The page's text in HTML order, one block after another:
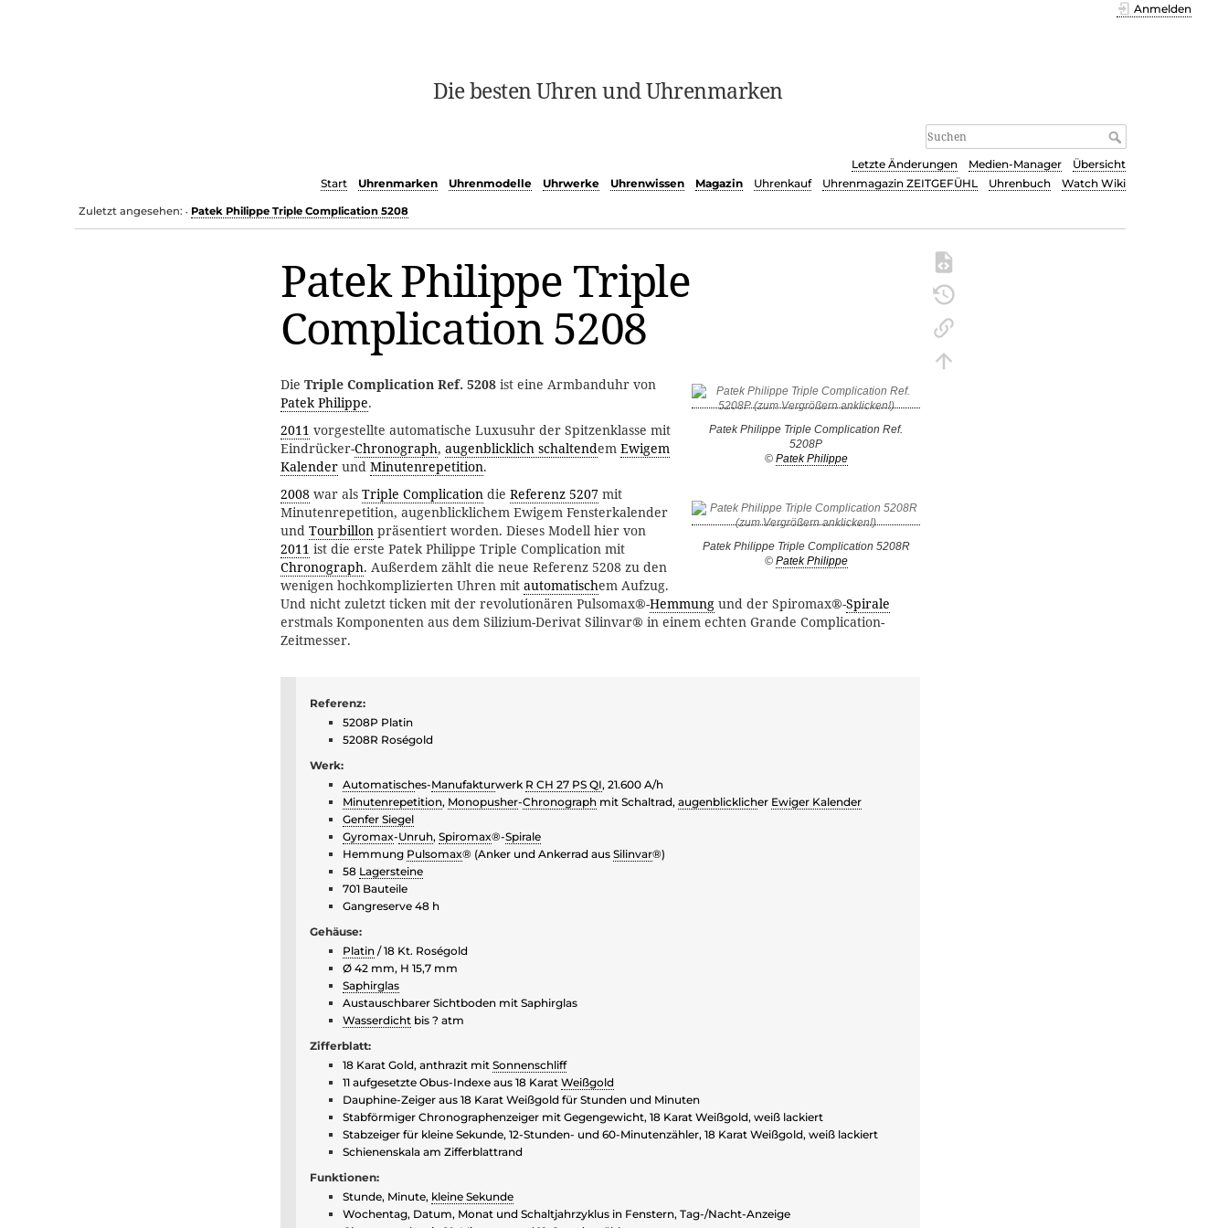
Die besten Uhren und Uhrenmarken
Anmelden
Letzte Änderungen Medien-Manager
Übersicht
Start
Uhrenmarken Uhrenmodelle Uhrwerke Uhrenwissen Magazin Uhrenkauf Uhrenmagazin ZEITGEFÜHL Uhrenbuch Watch Wiki
Zuletzt angesehen: • Patek Philippe Triple Complication 5208
Patek Philippe Triple
Complication 5208
Patek Philippe Triple Complication Ref.
5208P
© Patek Philippe
Patek Philippe Triple Complication 5208R
© Patek Philippe
Die Triple Complication Ref. 5208 ist eine Armbanduhr von
Patek Philippe.
2011 vorgestellte automatische Luxusuhr der Spitzenklasse mit
Eindrücker-Chronograph, augenblicklich schaltendem Ewigem
Kalender und Minutenrepetition.
2008 war als Triple Complication die Referenz 5207 mit
Minutenrepetition, augenblicklichem Ewigem Fensterkalender
und Tourbillon präsentiert worden. Dieses Modell hier von
2011 ist die erste Patek Philippe Triple Complication mit
Chronograph. Außerdem zählt die neue Referenz 5208 zu den
wenigen hochkomplizierten Uhren mit automatischem Aufzug.
Und nicht zuletzt ticken mit der revolutionären Pulsomax®-Hemmung und der Spiromax®-Spirale
erstmals Komponenten aus dem Silizium-Derivat Silinvar® in einem echten Grande Complication-
Zeitmesser.
Referenz:
5208P Platin
5208R Roségold
Werk:
Automatisches-Manufakturwerk R CH 27 PS QI, 21.600 A/h
Minutenrepetition, Monopusher-Chronograph mit Schaltrad, augenblicklicher Ewiger Kalender
Genfer Siegel
Gyromax-Unruh, Spiromax®-Spirale
Hemmung Pulsomax® (Anker und Ankerrad aus Silinvar®)
58 Lagersteine
701 Bauteile
Gangreserve 48 h
Gehäuse:
Platin / 18 Kt. Roségold
Ø 42 mm, H 15,7 mm
Saphirglas
Austauschbarer Sichtboden mit Saphirglas
Wasserdicht bis ? atm
Zifferblatt:
18 Karat Gold, anthrazit mit Sonnenschliff
11 aufgesetzte Obus-Indexe aus 18 Karat Weißgold
Dauphine-Zeiger aus 18 Karat Weißgold für Stunden und Minuten
Stabförmiger Chronographenzeiger mit Gegengewicht, 18 Karat Weißgold, weiß lackiert
Stabzeiger für kleine Sekunde, 12-Stunden- und 60-Minutenzähler, 18 Karat Weißgold, weiß lackiert
Schienenskala am Zifferblattrand
Funktionen:
Stunde, Minute, kleine Sekunde
Wochentag, Datum, Monat und Schaltjahrzyklus in Fenstern, Tag-/Nacht-Anzeige